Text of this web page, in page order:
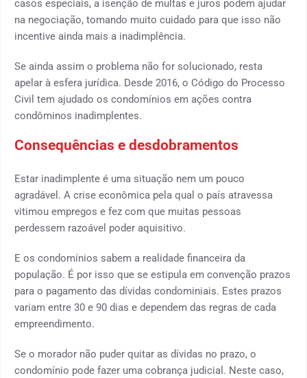
casos especiais, a isenção de multas e juros podem ajudar
na negociação, tomando muito cuidado para que isso não
incentive ainda mais a inadimplência.
Se ainda assim o problema não for solucionado, resta
apelar à esfera jurídica. Desde 2016, o Código do Processo
Civil tem ajudado os condomínios em ações contra
condôminos inadimplentes.
Consequências e desdobramentos
Estar inadimplente é uma situação nem um pouco
agradável. A crise econômica pela qual o país atravessa
vitimou empregos e fez com que muitas pessoas
perdessem razoável poder aquisitivo.
E os condomínios sabem a realidade financeira da
população. É por isso que se estipula em convenção prazos
para o pagamento das dívidas condominiais. Estes prazos
variam entre 30 e 90 dias e dependem das regras de cada
empreendimento.
Se o morador não puder quitar as dívidas no prazo, o
condomínio pode fazer uma cobrança judicial. Neste caso,